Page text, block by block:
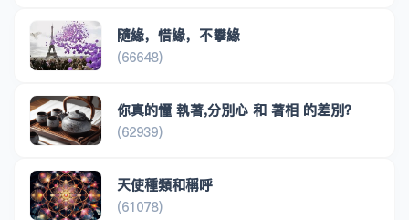
隨緣，惜緣，不攀緣
(66648)
你真的懂 執著,分別心 和 著相 的差別？
(62939)
天使種類和稱呼
(61078)